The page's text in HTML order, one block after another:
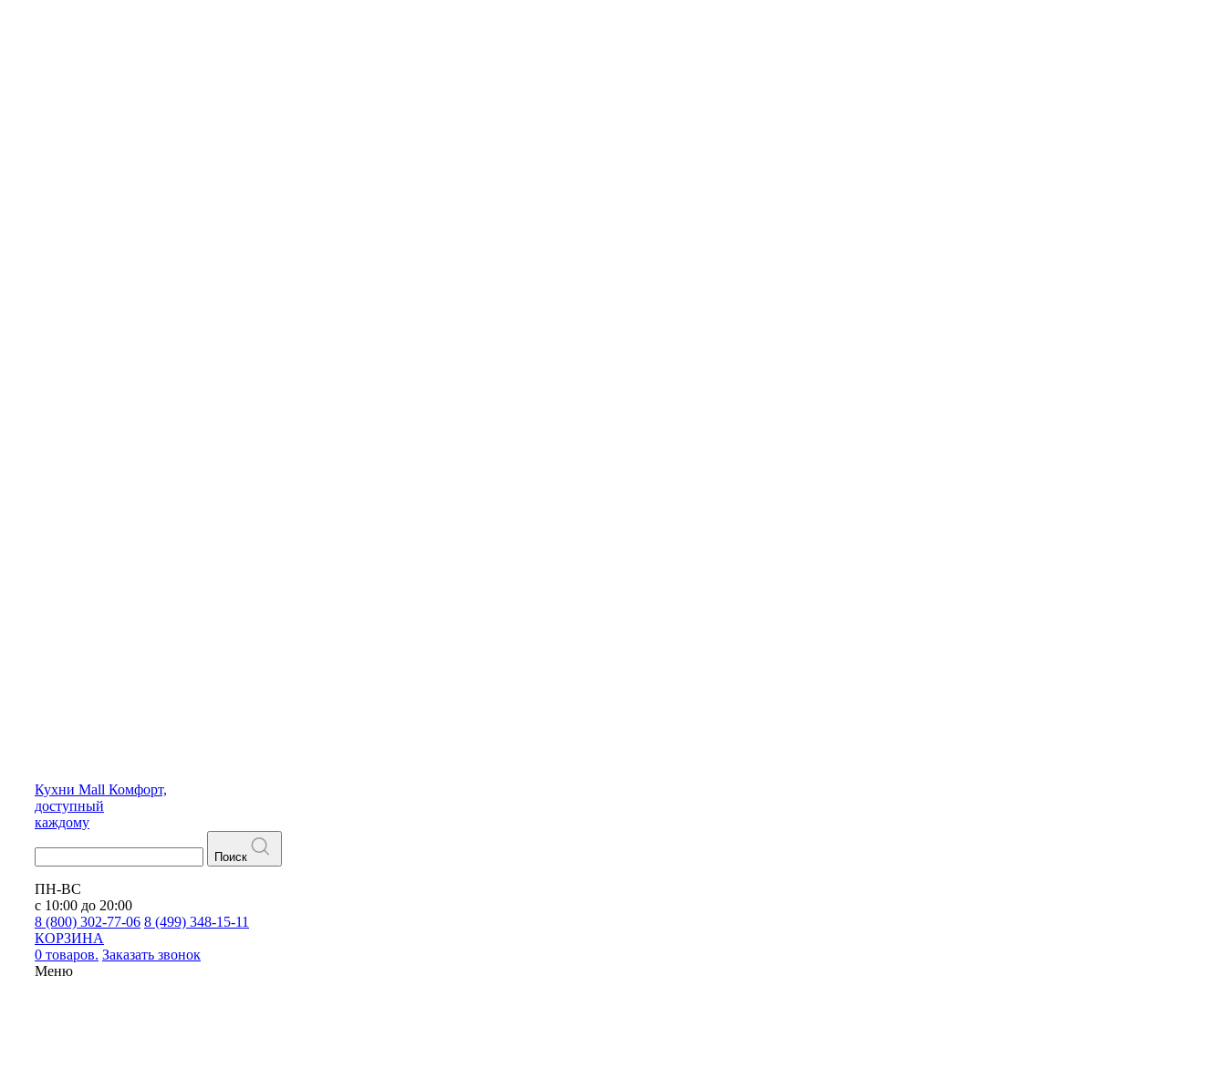
Кухни Mall Комфорт,
доступный
каждому
Поиск
ПН-ВС
с 10:00 до 20:00
8 (800) 302-77-06 8 (499) 348-15-11
КОРЗИНА
0 товаров. Заказать звонок
Меню